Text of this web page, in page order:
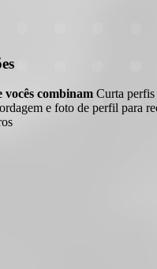
vocês combinam Curta perfis
e foto de perfil para